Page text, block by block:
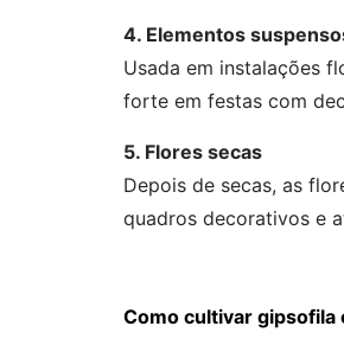
4. Elementos
Usada em instalações
forte em festas com
5. Flores secas
Depois de secas, as
quadros decorativos e
Como cultivar gipsofila